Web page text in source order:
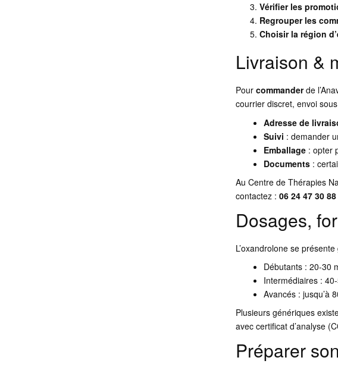
Vérifier les
Regrouper les
Choisir la région
Livraison &
Pourcommanderde
courrier discret, envoi
Adresse de
Suivi : demander
Emballage : opter
Documents :
Au Centre de Thérapies
contactez :06 24 47 30 88
Dosages,
L’oxandrolone se
Débutants : 20-30
Intermédiaires :
Avancés : jusqu’à
Plusieurs génériques
avec certificat d’analyse
Préparer